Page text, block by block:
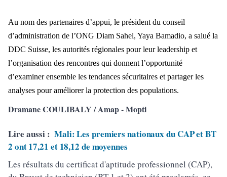
Au nom des partenaires d’appui, le président du conseil
d’administration de l’ONG Diam Sahel, Yaya Bamadio, a salué la
DDC Suisse, les autorités régionales pour leur leadership et
l’organisation des rencontres qui donnent l’opportunité
d’examiner ensemble les tendances sécuritaires et partager les
analyses pour améliorer la protection des populations.
Dramane COULIBALY / Amap - Mopti
Lire aussi : Mali: Les premiers nationaux du CAP et BT
2 ont 17,21 et 18,12 de moyennes
Les résultats du certificat d'aptitude professionnel (CAP),